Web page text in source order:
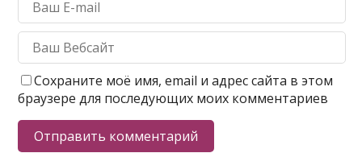
Сохраните моё имя, email и адрес сайта в этом
браузере для последующих моих комментариев